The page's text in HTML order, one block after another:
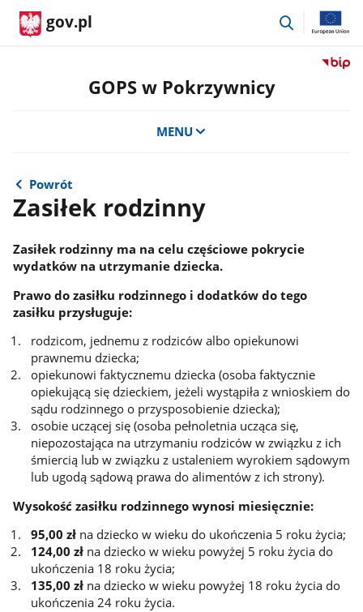
gov.pl
przejdź
Przejdź
GOPS w Pokrzywnicy
MENU
Powrót
Zasiłek rodzinny
Zasiłek rodzinny ma na celu częściowe pokrycie
wydatków na utrzymanie dziecka.
Prawo do zasiłku rodzinnego i dodatków do tego
zasiłku przysługuje:
rodzicom, jednemu z rodziców albo opiekunowi
prawnemu dziecka;
opiekunowi faktycznemu dziecka (osoba faktycznie
opiekującą się dzieckiem, jeżeli wystąpiła z wnioskiem do
sądu rodzinnego o przysposobienie dziecka);
osobie uczącej się (osoba pełnoletnia ucząca się,
niepozostająca na utrzymaniu rodziców w związku z ich
śmiercią lub w związku z ustaleniem wyrokiem sądowym
lub ugodą sądową prawa do alimentów z ich strony).
Wysokość zasiłku rodzinnego wynosi miesięcznie:
95,00 złna dziecko w wieku do ukończenia 5 roku życia;
124,00 złna dziecko w wieku powyżej 5 roku życia do
ukończenia 18 roku życia;
135,00 złna dziecko w wieku powyżej 18 roku życia do
ukończenia 24 roku życia.